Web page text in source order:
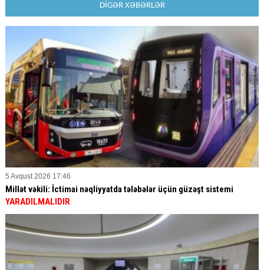
DİGƏR XƏBƏRLƏR
5 Avqust 2026 17:46
Millət vəkili: İctimai nəqliyyatda tələbələr üçün güzəşt sistemi
YARADILMALIDIR